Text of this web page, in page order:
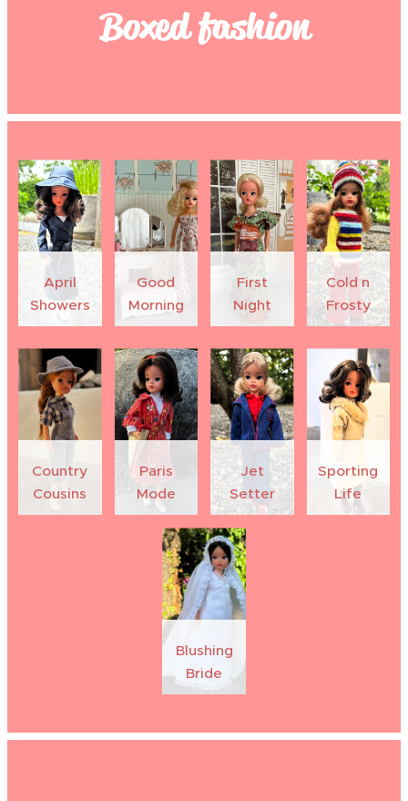
Boxed fashion
April
Showers
Good
Morning
First
Night
Cold n
Frosty
Country
Cousins
Paris
Mode
Jet
Setter
Sporting
Life
Blushing
Bride